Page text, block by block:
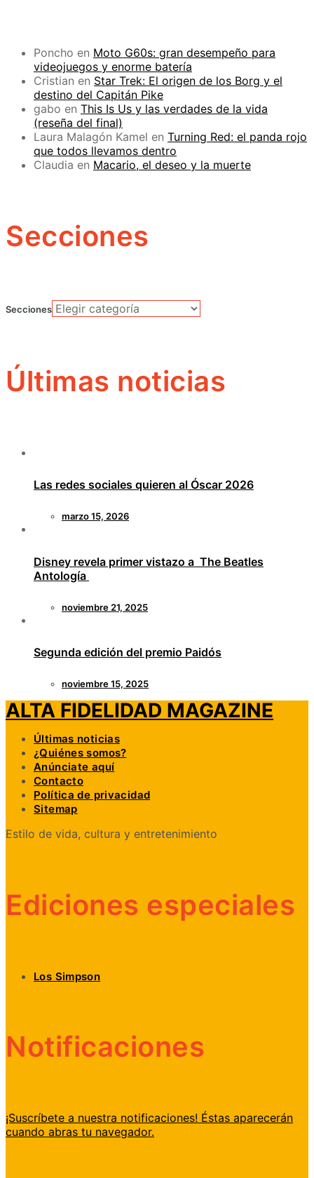
Poncho en Moto G60s: gran desempeño para
videojuegos y enorme batería
Cristian en Star Trek: El origen de los Borg y el
destino del Capitán Pike
gabo en This Is Us y las verdades de la vida
(reseña del final)
Laura Malagón Kamel en Turning Red: el panda rojo
que todos llevamos dentro
Claudia en Macario, el deseo y la muerte
Secciones
Secciones
Últimas noticias
Las redes sociales quieren al Óscar 2026
marzo 15, 2026
Disney revela primer vistazo a The Beatles
Antología
noviembre 21, 2025
Segunda edición del premio Paidós
noviembre 15, 2025
ALTA FIDELIDAD MAGAZINE
Últimas noticias
¿Quiénes somos?
Anúnciate aquí
Contacto
Política de privacidad
Sitemap
Estilo de vida, cultura y entretenimiento
Ediciones especiales
Los Simpson
Notificaciones
¡Suscríbete a nuestra notificaciones! Éstas aparecerán
cuando abras tu navegador.